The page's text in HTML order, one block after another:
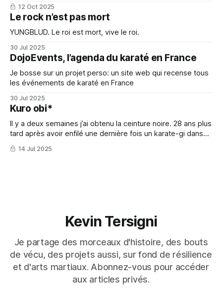
12 Oct 2025
Le rock n’est pas mort
YUNGBLUD. Le roi est mort, vive le roi.
30 Jul 2025
DojoEvents, l’agenda du karaté en France
Je bosse sur un projet perso: un site web qui recense tous
les événements de karaté en France
30 Jul 2025
Kuro obi*
Il y a deux semaines j’ai obtenu la ceinture noire. 28 ans plus
tard après avoir enfilé une dernière fois un karate-gi dans
ma vie d’ado.
14 Jul 2025
Kevin Tersigni
Je partage des morceaux d'histoire, des bouts
de vécu, des projets aussi, sur fond de résilience
et d'arts martiaux. Abonnez-vous pour accéder
aux articles privés.